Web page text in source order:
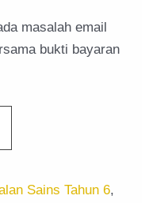
masalah email
bukti bayaran
Sains Tahun 6,